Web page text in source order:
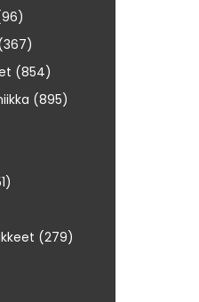
(854)
(895)
(279)